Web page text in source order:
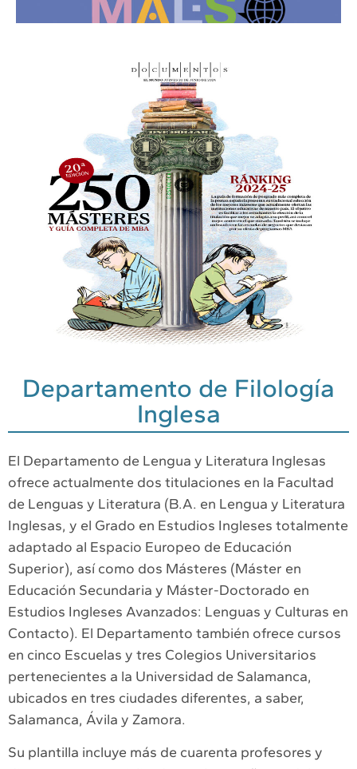
Departamento de Filología
Inglesa
El Departamento de Lengua y Literatura Inglesas
ofrece actualmente dos titulaciones en la Facultad
de Lenguas y Literatura (B.A. en Lengua y Literatura
Inglesas, y el Grado en Estudios Ingleses totalmente
adaptado al Espacio Europeo de Educación
Superior), así como dos Másteres (Máster en
Educación Secundaria y Máster-Doctorado en
Estudios Ingleses Avanzados: Lenguas y Culturas en
Contacto). El Departamento también ofrece cursos
en cinco Escuelas y tres Colegios Universitarios
pertenecientes a la Universidad de Salamanca,
ubicados en tres ciudades diferentes, a saber,
Salamanca, Ávila y Zamora.
Su plantilla incluye más de cuarenta profesores y